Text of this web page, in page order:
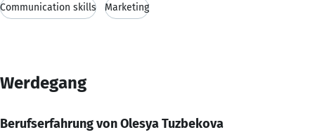
Communication skills Marketing
Werdegang
Berufserfahrung von Olesya Tuzbekova